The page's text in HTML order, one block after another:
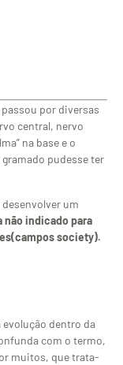
por diversas
central, nervo
na base e o
pudesse ter
um
não indicado para
society).
dentro da
com o termo,
muitos, que trata-